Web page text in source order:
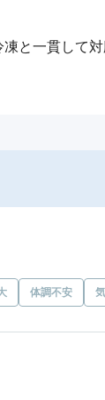
凍と一貫して
体調不安